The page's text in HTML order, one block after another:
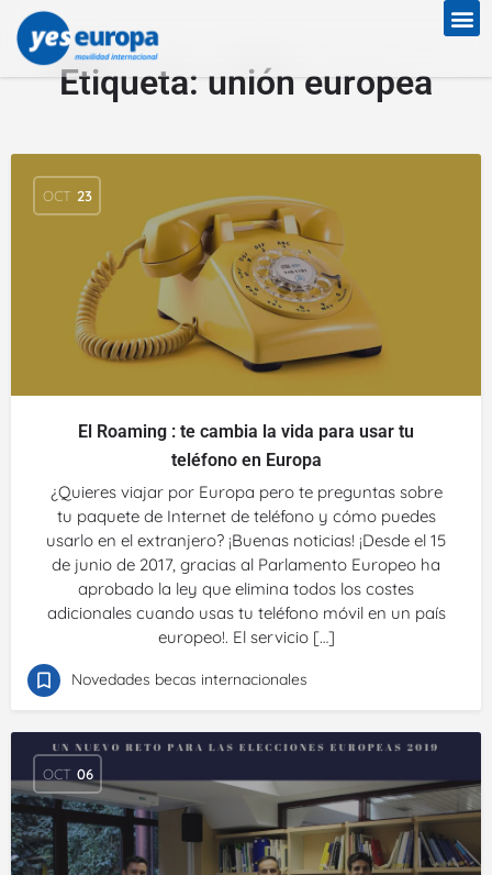
Etiqueta:unión europea
OCT 23
El Roaming : te cambia la vida para usar tu
teléfono en Europa
¿Quieres viajar por Europa pero te preguntas sobre
tu paquete de Internet de teléfono y cómo puedes
usarlo en el extranjero? ¡Buenas noticias! ¡Desde el 15
de junio de 2017, gracias al Parlamento Europeo ha
aprobado la ley que elimina todos los costes
adicionales cuando usas tu teléfono móvil en un país
europeo!. El servicio […]
Novedades becas internacionales
OCT 06